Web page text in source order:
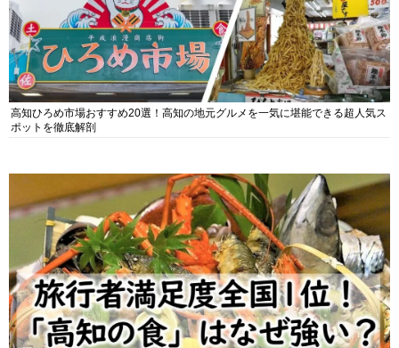
高知ひろめ市場おすすめ20選！高知の地元グルメを一気に堪能できる超人気ス
ポットを徹底解剖